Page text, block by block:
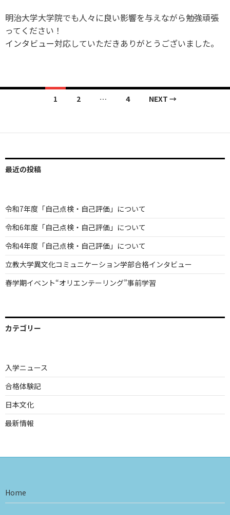
明治大学大学院でも人々に良い影響を与えながら勉強頑張
ってください！
インタビュー対応していただきありがとうございました。
1 2 … 4 NEXT →
最近の投稿
令和7年度「自己点検・自己評価」について
令和6年度「自己点検・自己評価」について
令和4年度「自己点検・自己評価」について
立教大学異文化コミュニケーション学部合格インタビュー
春学期イベント“オリエンテーリング”事前学習
カテゴリー
入学ニュース
合格体験記
日本文化
最新情報
Home